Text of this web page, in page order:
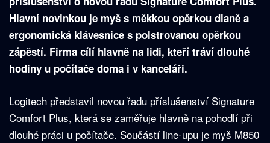
Hlavní novinkou je myš s měkkou opěrkou dlaně a
ergonomická klávesnice s polstrovanou opěrkou
zápěstí. Firma cílí hlavně na lidi, kteří tráví dlouhé
hodiny u počítače doma i v kanceláři.
Logitech představil novou řadu příslušenství Signature
Comfort Plus, která se zaměřuje hlavně na pohodlí při
dlouhé práci u počítače. Součástí line-upu je myš M850